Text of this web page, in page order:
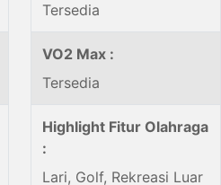
Tersedia
VO2 Max :
Tersedia
Highlight Fitur Olahraga
:
Lari, Golf, Rekreasi Luar